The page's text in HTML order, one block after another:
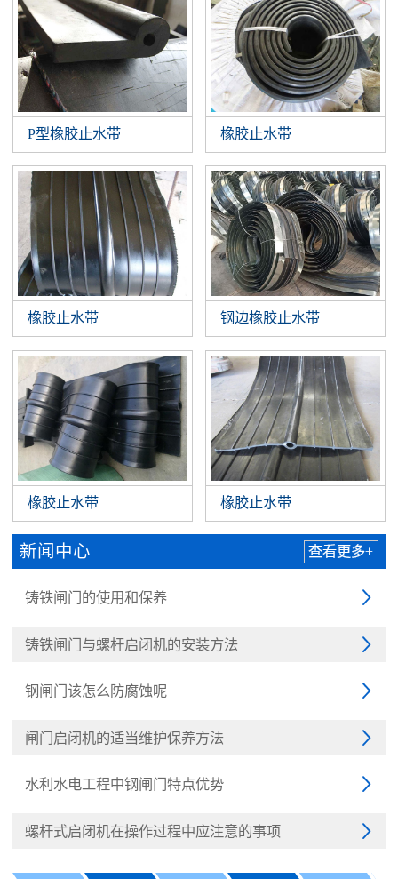
P型橡胶止水带 橡胶止水带
橡胶止水带 钢边橡胶止水带
橡胶止水带 橡胶止水带
新闻中心 查看更多+

铸铁闸门的使用和保养

铸铁闸门与螺杆启闭机的安装方法

钢闸门该怎么防腐蚀呢

闸门启闭机的适当维护保养方法

水利水电工程中钢闸门特点优势

螺杆式启闭机在操作过程中应注意的事项